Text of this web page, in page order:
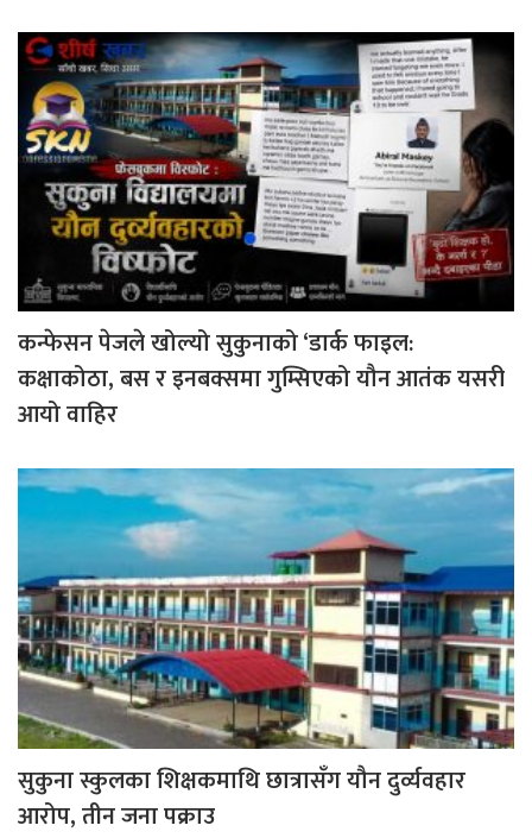
कन्फेसन पेजले खोल्यो सुकुनाको ‘डार्क फाइल:
कक्षाकोठा, बस र इनबक्समा गुम्सिएको यौन आतंक यसरी
आयो वाहिर
सुकुना स्कुलका शिक्षकमाथि छात्रासँग यौन दुर्व्यवहार
आरोप, तीन जना पक्राउ